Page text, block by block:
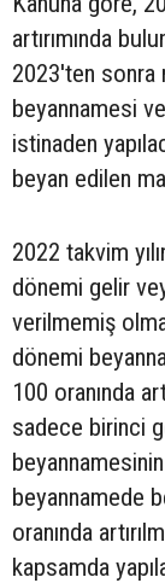
artırımında
2023'ten sonra
beyannamesi
istinaden
beyan edilen
2022 takvim
dönemi gelir
verilmemiş
dönemi
100 oranında
sadece birinci
beyannamede
oranında
kapsamda